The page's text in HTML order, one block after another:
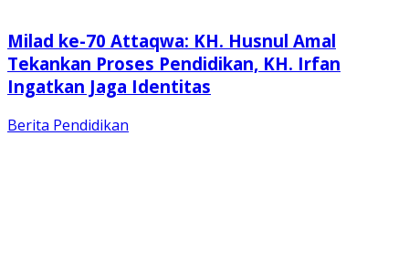
Milad ke-70 Attaqwa: KH. Husnul Amal
Tekankan Proses Pendidikan, KH. Irfan
Ingatkan Jaga Identitas
Berita Pendidikan